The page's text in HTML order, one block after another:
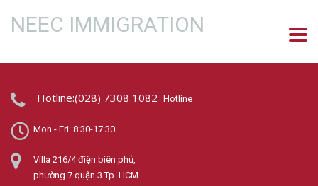
NEEC IMMIGRATION
Hotline:(028) 7308 1082 Hotline
Mon - Fri: 8:30-17:30
Villa 216/4 điện biên phủ,
phường 7 quận 3 Tp. HCM